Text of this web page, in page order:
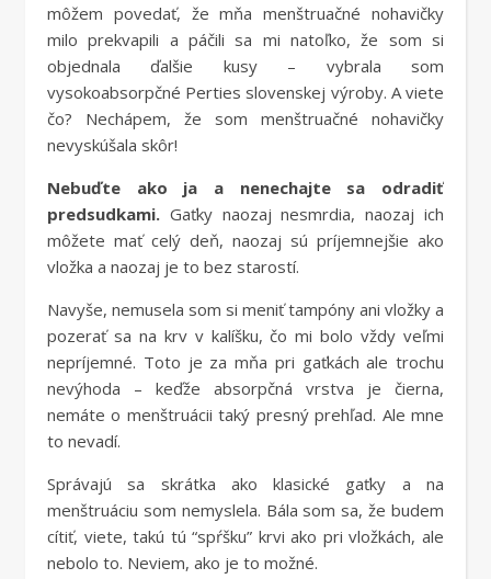
môžem povedať, že mňa menštruačné nohavičky
milo prekvapili a páčili sa mi natoľko, že som si
objednala ďalšie kusy – vybrala som
vysokoabsorpčné Perties slovenskej výroby. A viete
čo? Nechápem, že som menštruačné nohavičky
nevyskúšala skôr!
Nebuďte ako ja a nenechajte sa odradiť
predsudkami. Gaťky naozaj nesmrdia, naozaj ich
môžete mať celý deň, naozaj sú príjemnejšie ako
vložka a naozaj je to bez starostí.
Navyše, nemusela som si meniť tampóny ani vložky a
pozerať sa na krv v kalíšku, čo mi bolo vždy veľmi
nepríjemné. Toto je za mňa pri gaťkách ale trochu
nevýhoda – keďže absorpčná vrstva je čierna,
nemáte o menštruácii taký presný prehľad. Ale mne
to nevadí.
Správajú sa skrátka ako klasické gaťky a na
menštruáciu som nemyslela. Bála som sa, že budem
cítiť, viete, takú tú “spŕšku” krvi ako pri vložkách, ale
nebolo to. Neviem, ako je to možné.